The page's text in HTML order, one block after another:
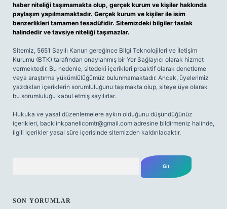
haber niteliği taşımamakta olup, gerçek kurum ve kişiler hakkında
paylaşım yapılmamaktadır. Gerçek kurum ve kişiler ile isim
benzerlikleri tamamen tesadüfidir. Sitemizdeki bilgiler taslak
halindedir ve tavsiye niteliği taşımazlar.
Sitemiz, 5651 Sayılı Kanun gereğince Bilgi Teknolojileri ve İletişim
Kurumu (BTK) tarafından onaylanmış bir Yer Sağlayıcı olarak hizmet
vermektedir. Bu nedenle, sitedeki içerikleri proaktif olarak denetleme
veya araştırma yükümlülüğümüz bulunmamaktadır. Ancak, üyelerimiz
yazdıkları içeriklerin sorumluluğunu taşımakta olup, siteye üye olarak
bu sorumluluğu kabul etmiş sayılırlar.
Hukuka ve yasal düzenlemelere aykırı olduğunu düşündüğünüz
içerikleri, backlinkpanelicomtr@gmail.com adresine bildirmeniz halinde,
ilgili içerikler yasal süre içerisinde sitemizden kaldırılacaktır.
SON YORUMLAR